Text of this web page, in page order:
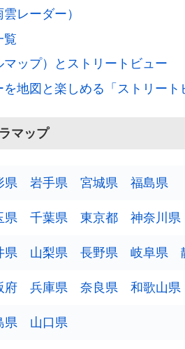
レーダー）
覧
ップ）とストリートビュー
地図と楽しめる「ストリート
マップ
県 岩手県 宮城県 福島県
県 千葉県 東京都 神奈川県
県 山梨県 長野県 岐阜県
府 兵庫県 奈良県 和歌山県
県 山口県